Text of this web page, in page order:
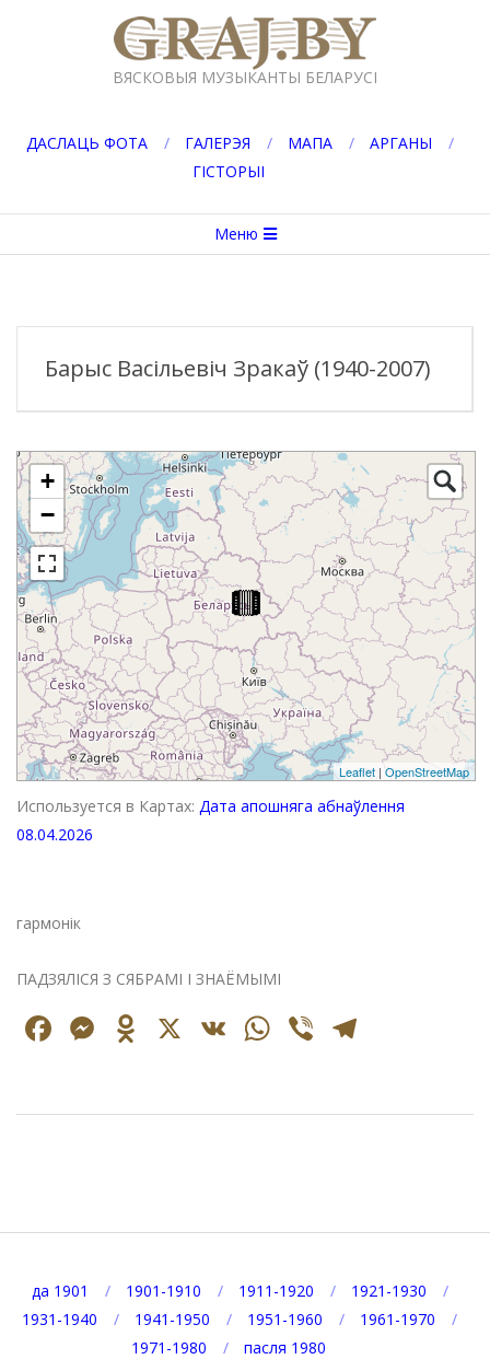
GRAJ.BY
ВЯСКОВЫЯ МУЗЫКАНТЫ БЕЛАРУСІ
ДАСЛАЦЬ ФОТА ГАЛЕРЭЯ МАПА
АРГАНЫ
ГІСТОРЫІ
меню
Меню
Барыс Васільевіч Зракаў (1940-2007)
+
−
Leaflet | OpenStreetMap
Используется в Картах: Дата апошняга абнаўлення
08.04.2026
гармонік
ПАДЗЯЛІСЯ З СЯБРАМІ І ЗНАЁМЫМІ
Facebook
Messenger
Odnoklassniki
X VK WhatsApp
Viber
да 1901 1901-1910 1911-1920
1921-1930
1931-1940
1941-1950 1951-1960
1961-1970
1971-1980
пасля 1980